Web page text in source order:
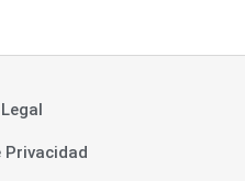
Privacidad